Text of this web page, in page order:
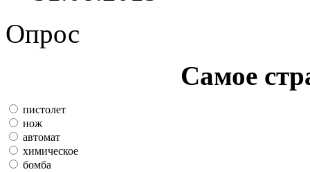
Опрос
Самое
пистолет
нож
автомат
химическое
бомба